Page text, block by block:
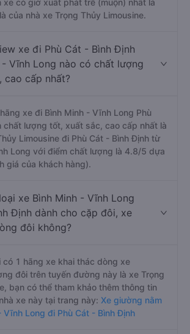
xe có giờ xuất phát trễ (muộn) nhất là
của nhà xe Trọng Thủy Limousine.
xe đi Phù Cát - Bình Định
Vĩnh Long nào có chất lượng
cao cấp nhất?
xe đi Bình Minh - Vĩnh Long Phù
chất lượng tốt, xuất sắc, cao cấp nhất là
Limousine đi Phù Cát - Bình Định từ
Long với điểm chất lượng là 4.8/5 dựa
giá của khách hàng).
xe Bình Minh - Vĩnh Long
Định dành cho cặp đôi, xe
đôi không?
có 1 hãng xe khai thác dòng xe
đôi trên tuyến đường này là xe Trọng
bạn có thể tham khảo thêm thông tin
xe này tại trang này: Xe giường nằm
Vĩnh Long đi Phù Cát - Bình Định